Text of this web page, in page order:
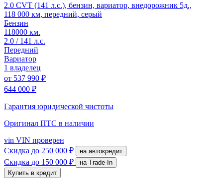
2.0 CVT (141 л.с.), бензин, вариатор, внедорожник 5д.,
118 000 км, передний, серый
Бензин
118000 км.
2.0 / 141 л.с.
Передний
Вариатор
1 владелец
от 537 990 ₽
644 000 ₽
Гарантия юридической чистоты
Оригинал ПТС в наличии
vin VIN проверен
Скидка до 250 000 ₽ на автокредит
Скидка до 150 000 ₽
на Trade-In
Купить в кредит